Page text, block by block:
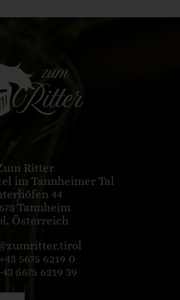
Ritter
im Tannheimer Tal
44
Tannheim
Österreich
5675 6219 0
5675 6219 39